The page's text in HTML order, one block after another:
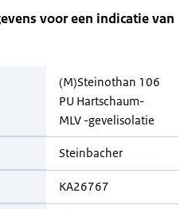
voor een indicatie van
(M)Steinothan 106
PU Hartschaum-
MLV -gevelisolatie
Steinbacher
KA26767